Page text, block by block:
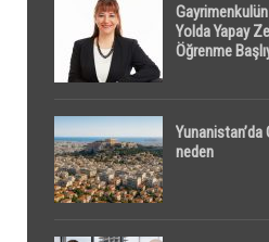
Yolda Yapay
Öğrenme
neden